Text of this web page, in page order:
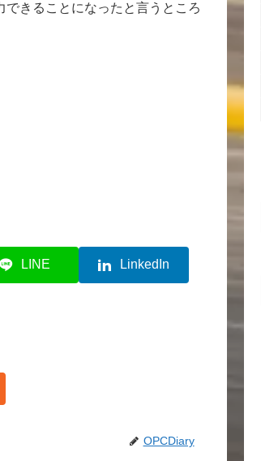
きることになったと言うところ
LINE LinkedIn
OPCDiary